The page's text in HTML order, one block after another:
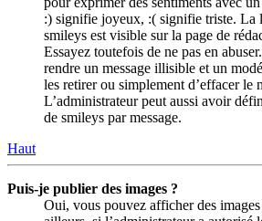
:) signifie joyeux, :( signifie triste. La
smileys est visible sur la page de
Essayez toutefois de ne pas en
rendre un message illisible et un
les retirer ou simplement d’effacer le
L’administrateur peut aussi avoir
de smileys par message.
Haut
Puis-je publier des images ?
Oui, vous pouvez afficher des images